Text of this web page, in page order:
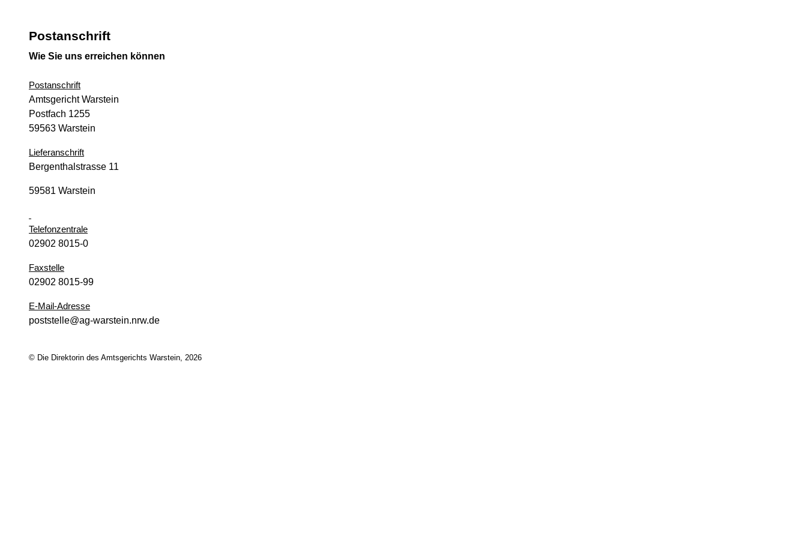
Postanschrift
Wie Sie uns erreichen können
Postanschrift
Amtsgericht Warstein
Postfach 1255
59563 Warstein
Lieferanschrift
Bergenthalstrasse 11
59581 Warstein
Telefonzentrale
02902 8015-0
Faxstelle
02902 8015-99
E-Mail-Adresse
poststelle@ag-warstein.nrw.de
© Die Direktorin des Amtsgerichts Warstein, 2026